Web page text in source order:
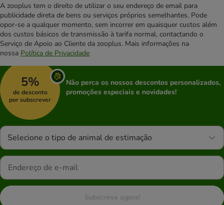
A zooplus tem o direito de utilizar o seu endereço de email para
publicidade direta de bens ou serviços próprios semelhantes. Pode
opor-se a qualquer momento, sem incorrer em quaisquer custos além
dos custos básicos de transmissão à tarifa normal, contactando o
Serviço de Apoio ao Cliente da zooplus. Mais informações na
nossa Política de Privacidade
5%
de desconto
por subscrever
Não perca os nossos descontos personalizados,
promoções especiais e novidades!
Selecione o tipo de animal de estimação
Subscreva agora!